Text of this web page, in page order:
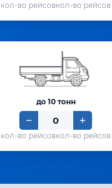
кол-во рейсов
до 10 тонн
кол-во рейсов